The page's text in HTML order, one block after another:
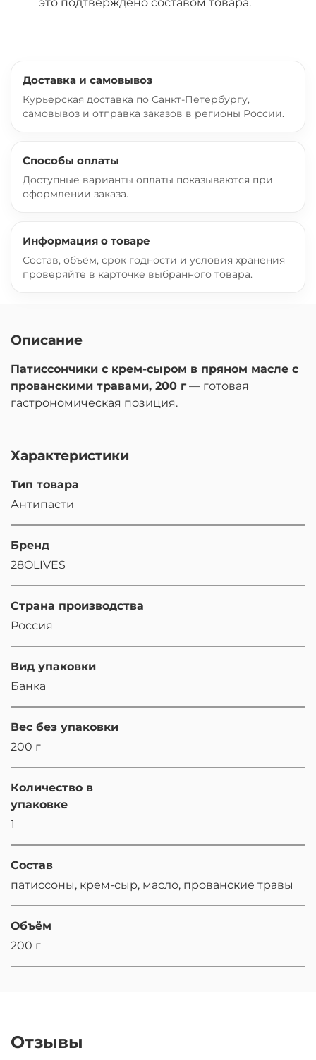
Доставка и самовывоз
Курьерская доставка по Санкт-Петербургу,
самовывоз и отправка заказов в регионы России.
Способы оплаты
Доступные варианты оплаты показываются при
оформлении заказа.
Информация о товаре
Состав, объём, срок годности и условия хранения
проверяйте в карточке выбранного товара.
Описание
Патиссончики с крем-сыром в пряном масле с
прованскими травами, 200 г — готовая
гастрономическая позиция.
Характеристики
Тип товара
Антипасти
Бренд
28OLIVES
Страна производства
Россия
Вид упаковки
Банка
Вес без упаковки
200 г
Количество в
упаковке
1
Состав
патиссоны, крем-сыр, масло, прованские травы
Объём
200 г
Отзывы